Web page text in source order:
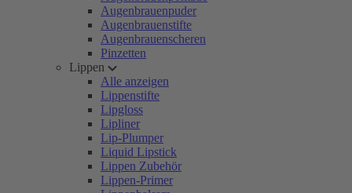
Augenbrauenpuder
Augenbrauenstifte
Augenbrauenscheren
Pinzetten
Lippen
Alle anzeigen
Lippenstifte
Lipgloss
Lipliner
Lip-Plumper
Liquid Lipstick
Lippen Zubehör
Lippen-Primer